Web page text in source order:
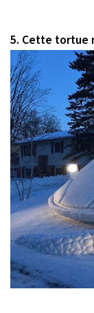
5. Cette tortue